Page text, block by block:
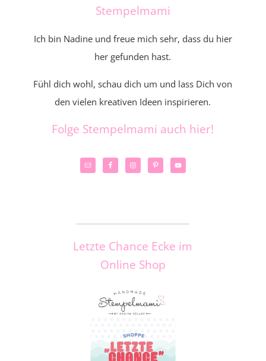
Stempelmami
Ich bin Nadine und freue mich sehr, dass du hier
her gefunden hast.
Fühl dich wohl, schau dich um und lass Dich von
den vielen kreativen Ideen inspirieren.
Folge Stempelmami auch hier!
Letzte Chance Ecke im
Online Shop